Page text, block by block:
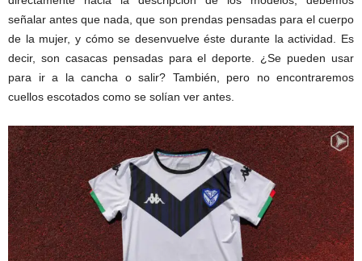
señalar antes que nada, que son prendas pensadas para el cuerpo
de la mujer, y cómo se desenvuelve éste durante la actividad. Es
decir, son casacas pensadas para el deporte. ¿Se pueden usar
para ir a la cancha o salir? También, pero no encontraremos
cuellos escotados como se solían ver antes.